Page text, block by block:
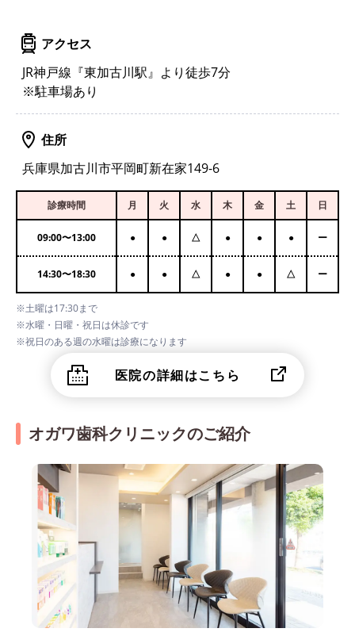
アクセス
JR神戸線『東加古川駅』より徒歩7分
※駐車場あり
住所
兵庫県加古川市平岡町新在家149-6
診療時間 月 火 水 木 金 土 日
09:00〜13:00 ● ● △ ● ● ● ー
14:30〜18:30 ● ● △ ● ● △ ー
※土曜は17:30まで
※水曜・日曜・祝日は休診です
※祝日のある週の水曜は診療になります
医院の詳細はこちら
オガワ歯科クリニックのご紹介